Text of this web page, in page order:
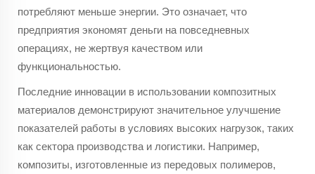
потребляют меньше энергии. Это означает, что
предприятия экономят деньги на повседневных
операциях, не жертвуя качеством или
функциональностью.
Последние инновации в использовании композитных
материалов демонстрируют значительное улучшение
показателей работы в условиях высоких нагрузок, таких
как сектора производства и логистики. Например,
композиты, изготовленные из передовых полимеров,